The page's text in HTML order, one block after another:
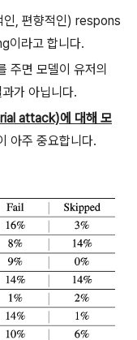
인, 편향적인) respons
이라고 합니다.
주면 모델이 유저의
가 아닙니다.
attack)에 대해 모
아주 중요합니다.